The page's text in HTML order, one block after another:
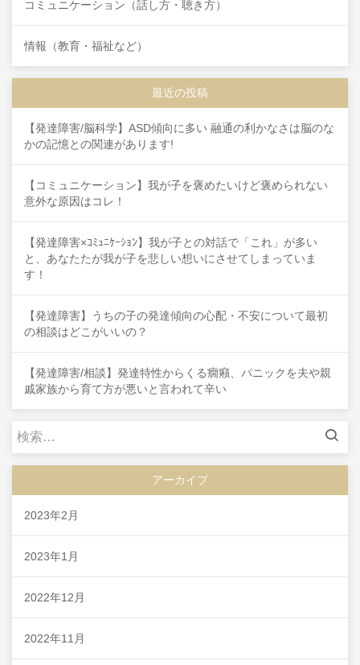
コミュニケーション（話し方・聴き方）
情報（教育・福祉など）
最近の投稿
【発達障害/脳科学】ASD傾向に多い 融通の利かなさは脳のな
かの記憶との関連があります!
【コミュニケーション】我が子を褒めたいけど褒められない
意外な原因はコレ！
【発達障害×ｺﾐｭﾆｹｰｼｮﾝ】我が子との対話で「これ」が多い
と、あなたたが我が子を悲しい想いにさせてしまっていま
す！
【発達障害】うちの子の発達傾向の心配・不安について最初
の相談はどこがいいの？
【発達障害/相談】発達特性からくる癇癪、パニックを夫や親
戚家族から育て方が悪いと言われて辛い
検
アーカイブ
2023年2月
2023年1月
2022年12月
2022年11月